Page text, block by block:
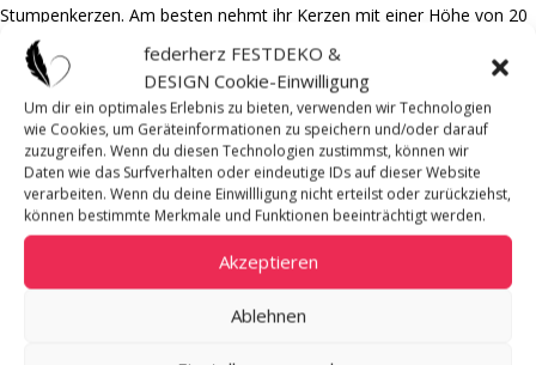
federherz FESTDEKO &
DESIGN Cookie-Einwilligung
Um dir ein optimales Erlebnis zu bieten, verwenden wir Technologien
wie Cookies, um Geräteinformationen zu speichern und/oder darauf
zuzugreifen. Wenn du diesen Technologien zustimmst, können wir
Daten wie das Surfverhalten oder eindeutige IDs auf dieser Website
verarbeiten. Wenn du deine Einwillligung nicht erteilst oder zurückziehst,
können bestimmte Merkmale und Funktionen beeinträchtigt werden.
Akzeptieren
Ablehnen
Stumpenkerzen. Am besten nehmt ihr Kerzen mit einer Höhe von 20
Mietpreis pro
Stück
Verfügbare Menge
klein: 1
groß: bitte erfragen